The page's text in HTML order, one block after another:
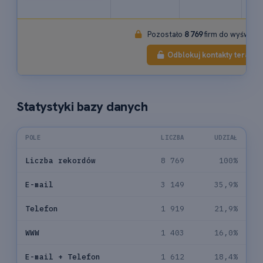
Pozostało 8 769firm do
Odblokuj kontakty teraz
Statystyki bazy danych
POLE LICZBA UDZIAŁ
Liczba rekordów 8 769 100%
E-mail 3 149 35,9%
Telefon 1 919 21,9%
WWW 1 403 16,0%
E-mail + Telefon 1 612 18,4%